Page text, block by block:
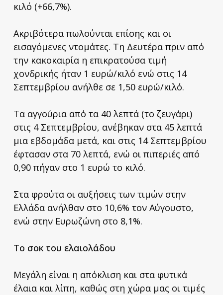
κιλό (+66,7%).
Ακριβότερα πωλούνται επίσης και οι
εισαγόμενες ντομάτες. Τη Δευτέρα πριν από
την κακοκαιρία η επικρατούσα τιμή
χονδρικής ήταν 1 ευρώ/κιλό ενώ στις 14
Σεπτεμβρίου ανήλθε σε 1,50 ευρώ/κιλό.
Τα αγγούρια από τα 40 λεπτά (το ζευγάρι)
στις 4 Σεπτεμβρίου, ανέβηκαν στα 45 λεπτά
μια εβδομάδα μετά, και στις 14 Σεπτεμβρίου
έφτασαν στα 70 λεπτά, ενώ οι πιπεριές από
0,90 πήγαν στο 1 ευρώ το κιλό.
Στα φρούτα οι αυξήσεις των τιμών στην
Ελλάδα ανήλθαν στο 10,6% τον Αύγουστο,
ενώ στην Ευρωζώνη στο 8,1%.
Το σοκ του ελαιολάδου
Μεγάλη είναι η απόκλιση και στα φυτικά
έλαια και λίπη, καθώς στη χώρα μας οι τιμές